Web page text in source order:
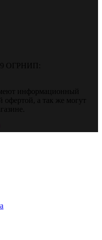
ОГРНИП:
информационный
офертой, а так же могут